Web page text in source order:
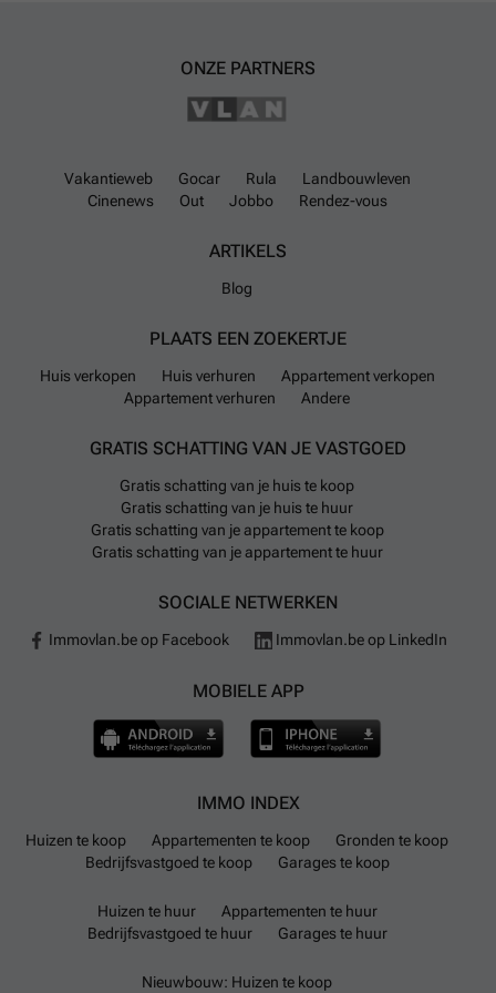
ontdekken we welk appartement het mooiste aansluit bij jouw
levensstijl, wensen en toekomstplannen. We kijken ernaar uit om je te
ONZE PARTNERS
Vakantieweb Gocar Rula
Landbouwleven
Cinenews
Out Jobbo Rendez-vous
ARTIKELS
Blog
PLAATS EEN ZOEKERTJE
Huis verkopen Huis verhuren
Appartement verkopen
Appartement verhuren
Andere
GRATIS SCHATTING VAN JE VASTGOED
Gratis schatting van je huis te koop
Gratis schatting van je huis te huur
Gratis schatting van je appartement te koop
Gratis schatting van je appartement te huur
SOCIALE NETWERKEN
Immovlan.be op Facebook Immovlan.be op LinkedIn
MOBIELE APP
IMMO INDEX
Huizen te koop Appartementen te koop
Gronden te koop
Bedrijfsvastgoed te koop
Garages te koop
Huizen te huur
Appartementen te huur
Bedrijfsvastgoed te huur
Garages te huur
Nieuwbouw: Huizen te koop